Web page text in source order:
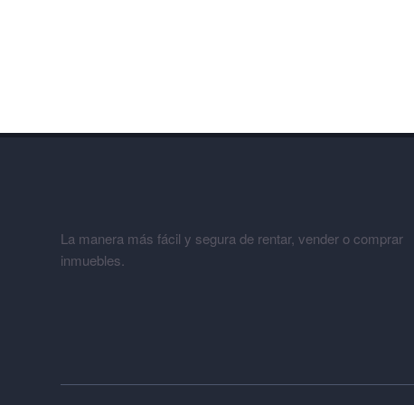
La manera más fácil y segura de rentar, vender o comprar
inmuebles.